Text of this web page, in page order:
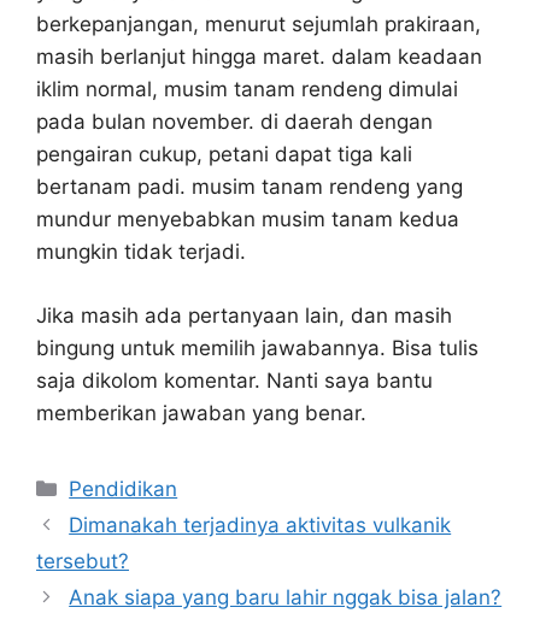
berkepanjangan, menurut sejumlah prakiraan,
masih berlanjut hingga maret. dalam keadaan
iklim normal, musim tanam rendeng dimulai
pada bulan november. di daerah dengan
pengairan cukup, petani dapat tiga kali
bertanam padi. musim tanam rendeng yang
mundur menyebabkan musim tanam kedua
mungkin tidak terjadi.
Jika masih ada pertanyaan lain, dan masih
bingung untuk memilih jawabannya. Bisa tulis
saja dikolom komentar. Nanti saya bantu
memberikan jawaban yang benar.
Kategori
Pendidikan
Dimanakah terjadinya aktivitas vulkanik
tersebut?
Anak siapa yang baru lahir nggak bisa jalan?